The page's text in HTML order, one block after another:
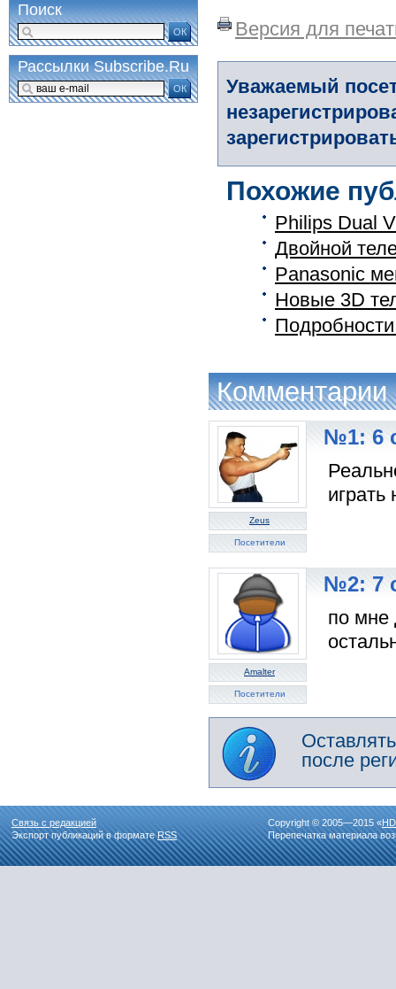
Версия для
Уважаемый
Похожие
Philips Dual
Двойной
Panasonic
Новые 3D
Комментарии
Zeus
Посетители
№1: 6
играть
Amalter
Посетители
№2: 7
по мне
после
Поиск
ОК
Рассылки Subscribe.Ru
ОК
Связь с редакцией
Экспорт публикаций в форматеRSS
Copyright © 2005—2015 «
Перепечатка материала